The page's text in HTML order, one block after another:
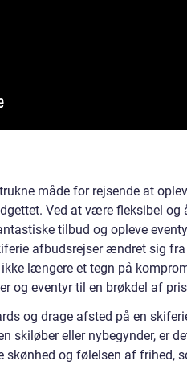
måde for rejsende at
Ved at være fleksibel og
tilbud og opleve
afbudsrejser ændret sig
længere et tegn på
og eventyr til en brøkdel af
og drage afsted på en
skiløber eller nybegynder, er
og følelsen af frihed,